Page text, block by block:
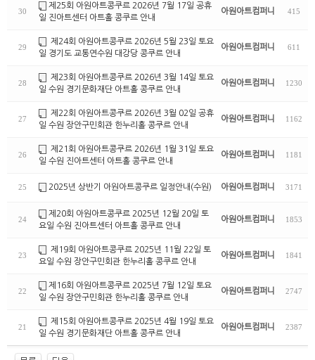
30
제25회 아원아트콩쿠르 2026년 7월 17일 공휴
일 진아트센터 아트홀 콩쿠르 안내
아원아트컴퍼니 415
29
제24회 아원아트콩쿠르 2026년 5월 23일 토요
일 경기도 교통연수원 대강당 콩쿠르 안내
아원아트컴퍼니 611
28
제23회 아원아트콩쿠르 2026년 3월 14일 토요
일 수원 경기문화재단 아트홀 콩쿠르 안내
아원아트컴퍼니 1230
27
제22회 아원아트콩쿠르 2026년 3월 02일 공휴
일 수원 장안구민회관 한누리홀 콩쿠르 안내
아원아트컴퍼니 1162
26
제21회 아원아트콩쿠르 2026년 1월 31일 토요
일 수원 진아트센터 아트홀 콩쿠르 안내
아원아트컴퍼니 1181
25 2025년 상반기 아원아트콩쿠르 일정안내(수원) 아원아트컴퍼니 3171
24
제20회 아원아트콩쿠르 2025년 12월 20일 토
요일 수원 진아트센터 아트홀 콩쿠르 안내
아원아트컴퍼니 1853
23
제19회 아원아트콩쿠르 2025년 11월 22일 토
요일 수원 장안구민회관 한누리홀 콩쿠르 안내
아원아트컴퍼니 1841
22
제16회 아원아트콩쿠르 2025년 7월 12일 토요
일 수원 장안구민회관 한누리홀 콩쿠르 안내
아원아트컴퍼니 2747
21
제15회 아원아트콩쿠르 2025년 4월 19일 토요
일 수원 경기문화재단 아트홀 콩쿠르 안내
아원아트컴퍼니 2387